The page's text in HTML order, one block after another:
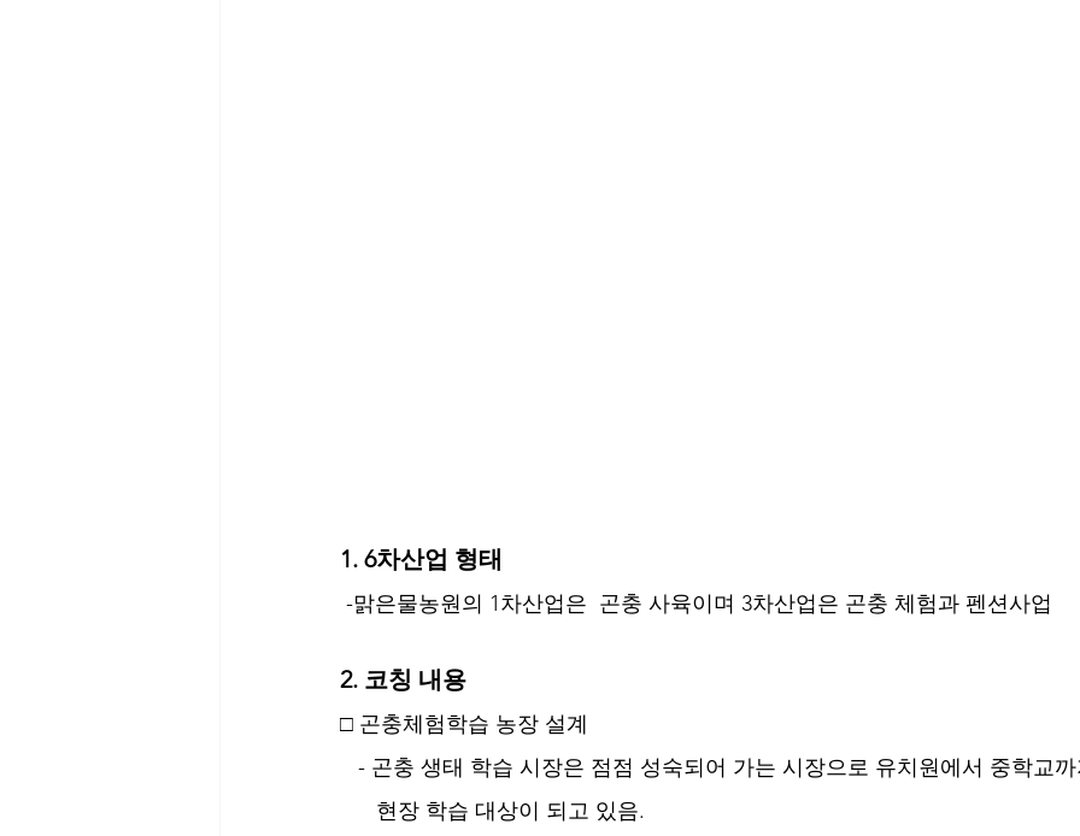
1. 6차산업 형태
-맑은물농원의 1차산업은  곤충 사육이며 3차산업은 곤충 체험과 펜션사업
2. 코칭 내용
□ 곤충체험학습 농장 설계
- 곤충 생태 학습 시장은 점점 성숙되어 가는 시장으로 유치원에서 중학교
      현장 학습 대상이 되고 있음.